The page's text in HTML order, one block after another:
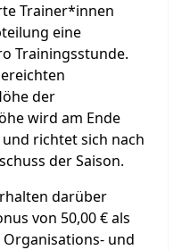
Trainer*innen
eine
Trainingsstunde.
der
wird am Ende
richtet sich nach
der Saison.
darüber
von 50,00 € als
und